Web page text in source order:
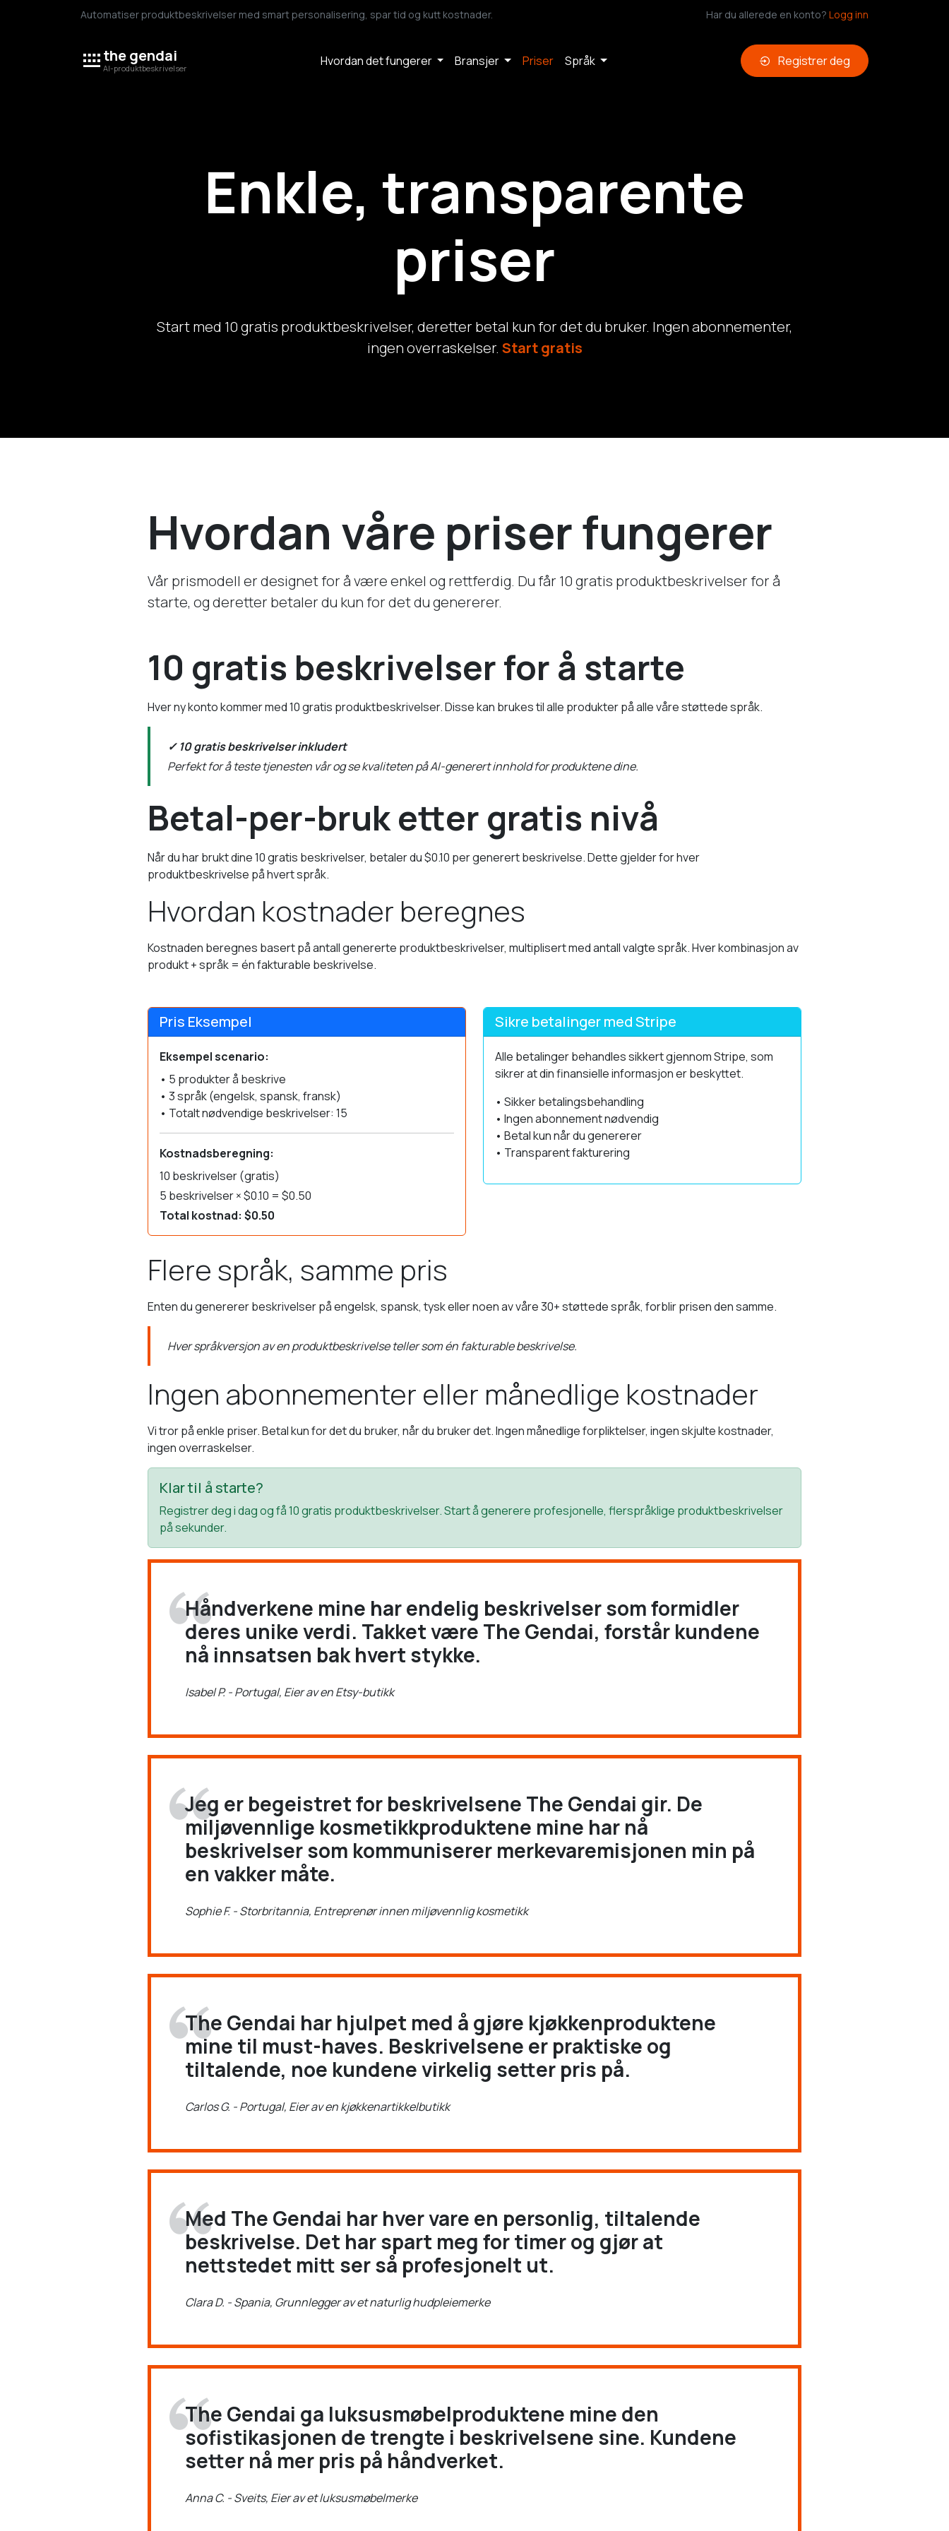
Automatiser produktbeskrivelser med smart personalisering, spar tid og kutt kostnader. Har du allerede en konto? Logg inn
the gendai
AI-produktbeskrivelser Hvordan det fungerer Bransjer Priser Språk Registrer deg
Enkle, transparente
priser
Start med 10 gratis produktbeskrivelser, deretter betal kun for det du bruker. Ingen abonnementer,
ingen overraskelser. Start gratis
Hvordan våre priser fungerer
Vår prismodell er designet for å være enkel og rettferdig. Du får 10 gratis produktbeskrivelser for å
starte, og deretter betaler du kun for det du genererer.
10 gratis beskrivelser for å starte
Hver ny konto kommer med 10 gratis produktbeskrivelser. Disse kan brukes til alle produkter på alle våre støttede språk.
✓ 10 gratis beskrivelser inkludert
Perfekt for å teste tjenesten vår og se kvaliteten på AI-generert innhold for produktene dine.
Betal-per-bruk etter gratis nivå
Når du har brukt dine 10 gratis beskrivelser, betaler du $0.10 per generert beskrivelse. Dette gjelder for hver
produktbeskrivelse på hvert språk.
Hvordan kostnader beregnes
Kostnaden beregnes basert på antall genererte produktbeskrivelser, multiplisert med antall valgte språk. Hver kombinasjon av
produkt + språk = én fakturable beskrivelse.
Pris Eksempel
Eksempel scenario:
• 5 produkter å beskrive
• 3 språk (engelsk, spansk, fransk)
• Totalt nødvendige beskrivelser: 15
Kostnadsberegning:
10 beskrivelser (gratis)
5 beskrivelser × $0.10 = $0.50
Total kostnad: $0.50
Sikre betalinger med Stripe
Alle betalinger behandles sikkert gjennom Stripe, som
sikrer at din finansielle informasjon er beskyttet.
• Sikker betalingsbehandling
• Ingen abonnement nødvendig
• Betal kun når du genererer
• Transparent fakturering
Flere språk, samme pris
Enten du genererer beskrivelser på engelsk, spansk, tysk eller noen av våre 30+ støttede språk, forblir prisen den samme.
Hver språkversjon av en produktbeskrivelse teller som én fakturable beskrivelse.
Ingen abonnementer eller månedlige kostnader
Vi tror på enkle priser. Betal kun for det du bruker, når du bruker det. Ingen månedlige forpliktelser, ingen skjulte kostnader,
ingen overraskelser.
Klar til å starte?
Registrer deg i dag og få 10 gratis produktbeskrivelser. Start å generere profesjonelle, flerspråklige produktbeskrivelser
på sekunder.
Håndverkene mine har endelig beskrivelser som formidler
deres unike verdi. Takket være The Gendai, forstår kundene
nå innsatsen bak hvert stykke.
Isabel P. - Portugal, Eier av en Etsy-butikk
Jeg er begeistret for beskrivelsene The Gendai gir. De
miljøvennlige kosmetikkproduktene mine har nå
beskrivelser som kommuniserer merkevaremisjonen min på
en vakker måte.
Sophie F. - Storbritannia, Entreprenør innen miljøvennlig kosmetikk
The Gendai har hjulpet med å gjøre kjøkkenproduktene
mine til must-haves. Beskrivelsene er praktiske og
tiltalende, noe kundene virkelig setter pris på.
Carlos G. - Portugal, Eier av en kjøkkenartikkelbutikk
Med The Gendai har hver vare en personlig, tiltalende
beskrivelse. Det har spart meg for timer og gjør at
nettstedet mitt ser så profesjonelt ut.
Clara D. - Spania, Grunnlegger av et naturlig hudpleiemerke
The Gendai ga luksusmøbelproduktene mine den
sofistikasjonen de trengte i beskrivelsene sine. Kundene
setter nå mer pris på håndverket.
Anna C. - Sveits, Eier av et luksusmøbelmerke